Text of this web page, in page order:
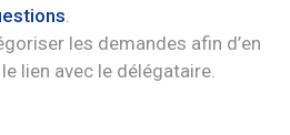
.
les demandes afin d’en
lien avec le délégataire.